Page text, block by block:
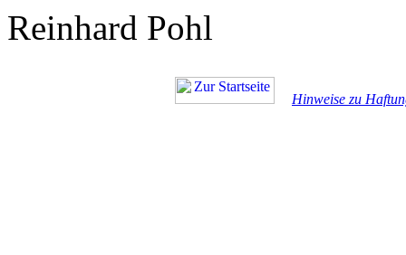
Reinhard Pohl
Hinweise zu